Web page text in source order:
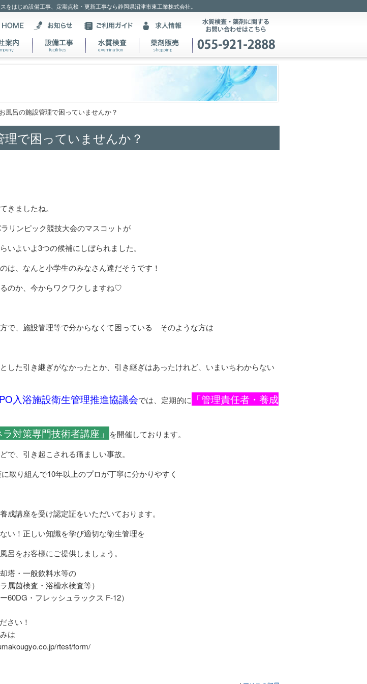
をはじめ設備工事、定期点検・更新工事なら静岡県沼津市東工業株式会社。
風呂の施設管理で困っていませんか？
理で困っていませんか？
きましたね。
リンピック競技大会のマスコットが
いよいよ3つの候補にしぼられました。
は、なんと小学生のみなさん達だそうです！
のか、今からワクワクしますね♡
で、施設管理等で分からなくて困っている そのような方は
した引き継ぎがなかったとか、引き継ぎはあったけれど、いまいちわからない
入浴施設衛生管理推進協議会では、定期的に
「管理責任者・養成
対策専門技術者講座」
を開催しております。
で、引き起こされる痛ましい事故。
取り組んで10年以上のプロが丁寧に分かりやすく
成講座を受け認定証をいただいております。
い！正しい知識を学び適切な衛生管理を
呂をお客様にご提供しましょう。
塔・一般飲料水等の
属菌検査・浴槽水検査等）
60DG・フレッシュラックス F-12）
さい！
は
rtest/form/